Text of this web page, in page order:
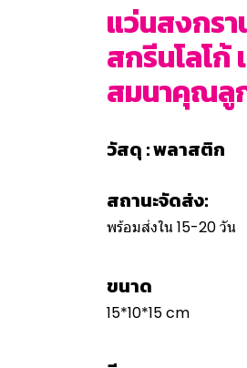
แว่นสงกร
สกรีนโลโ
สมนาคุณลู
วัสดุ : พลาสติก
สถานะจัดส่ง:
พร้อมส่งใน 15-20 วัน
ขนาด
15*10*15 cm